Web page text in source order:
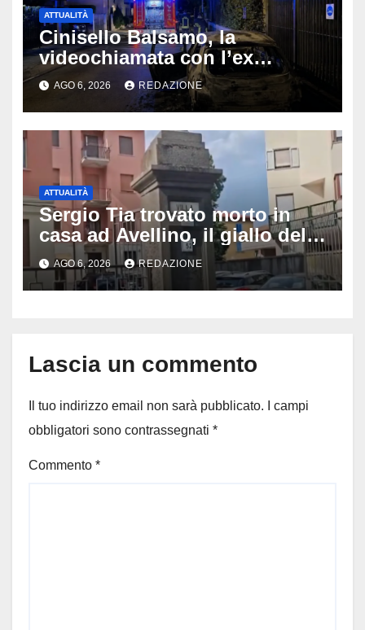
ATTUALITÀ
Cinisello Balsamo, la
videochiamata con l’ex
fidanzata e il dramma: 35enne
lotta tra la vita e la morte
AGO 6, 2026 REDAZIONE
ATTUALITÀ
Sergio Tia trovato morto in
casa ad Avellino, il giallo della
porta socchiusa: disposta
l’autopsia
AGO 6, 2026 REDAZIONE
Lascia un commento
Il tuo indirizzo email non sarà pubblicato.
I campi
obbligatori sono contrassegnati *
Commento *